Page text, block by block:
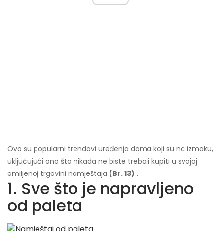
Ovo su popularni trendovi uređenja doma koji su na izmaku,
uključujući ono što nikada ne biste trebali kupiti u svojoj
omiljenoj trgovini namještaja (Br. 13) .
1. Sve što je napravljeno
od paleta